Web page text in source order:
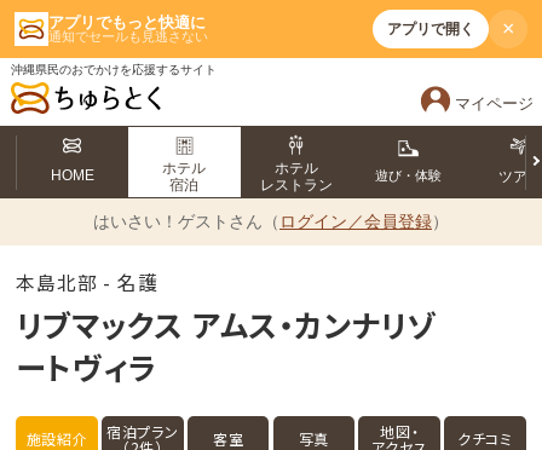
アプリでもっと快適に
通知でセールも見逃さない アプリで開く ×
沖縄県民のおでかけを応援するサイト
マイページ
HOME
ホテル
宿泊
ホテル
レストラン
遊び・体験 ツアー
はいさい！ ゲストさん（ ログイン／会員登録）
本島北部 - 名護
リブマックス アムス・カンナリゾ
ートヴィラ
施設紹介 宿泊プラン 客室 写真 地図・ クチコミ